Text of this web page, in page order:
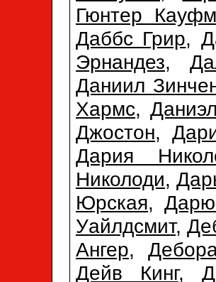
Гюнтер
Даббс Грир,
Эрнандез,
Даниил
Хармс,
Джостон,
Дария
Николоди,
Юрская,
Уайлдсмит,
Ангер,
Дейв Кинг,